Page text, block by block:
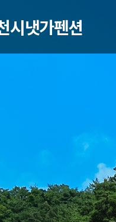
시냇가펜션